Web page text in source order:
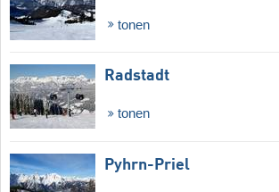
tonen
Radstadt
tonen
Pyhrn-Priel